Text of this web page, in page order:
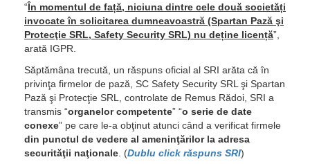
“În momentul de față, niciuna dintre cele două societăți
invocate în solicitarea dumneavoastră (Spartan Pază şi
Protecţie SRL, Safety Security SRL) nu deține licență”,
arată IGPR.
Săptămâna trecută, un răspuns oficial al SRI arăta că în
privinţa firmelor de pază, SC Safety Security SRL şi Spartan
Pază şi Protecţie SRL, controlate de Remus Rădoi, SRI a
transmis “organelor competente” “o serie de date
conexe” pe care le-a obţinut atunci când a verificat firmele
din punctul de vedere al ameninţărilor la adresa
securităţii naţionale. (Dublu click răspuns SRI)